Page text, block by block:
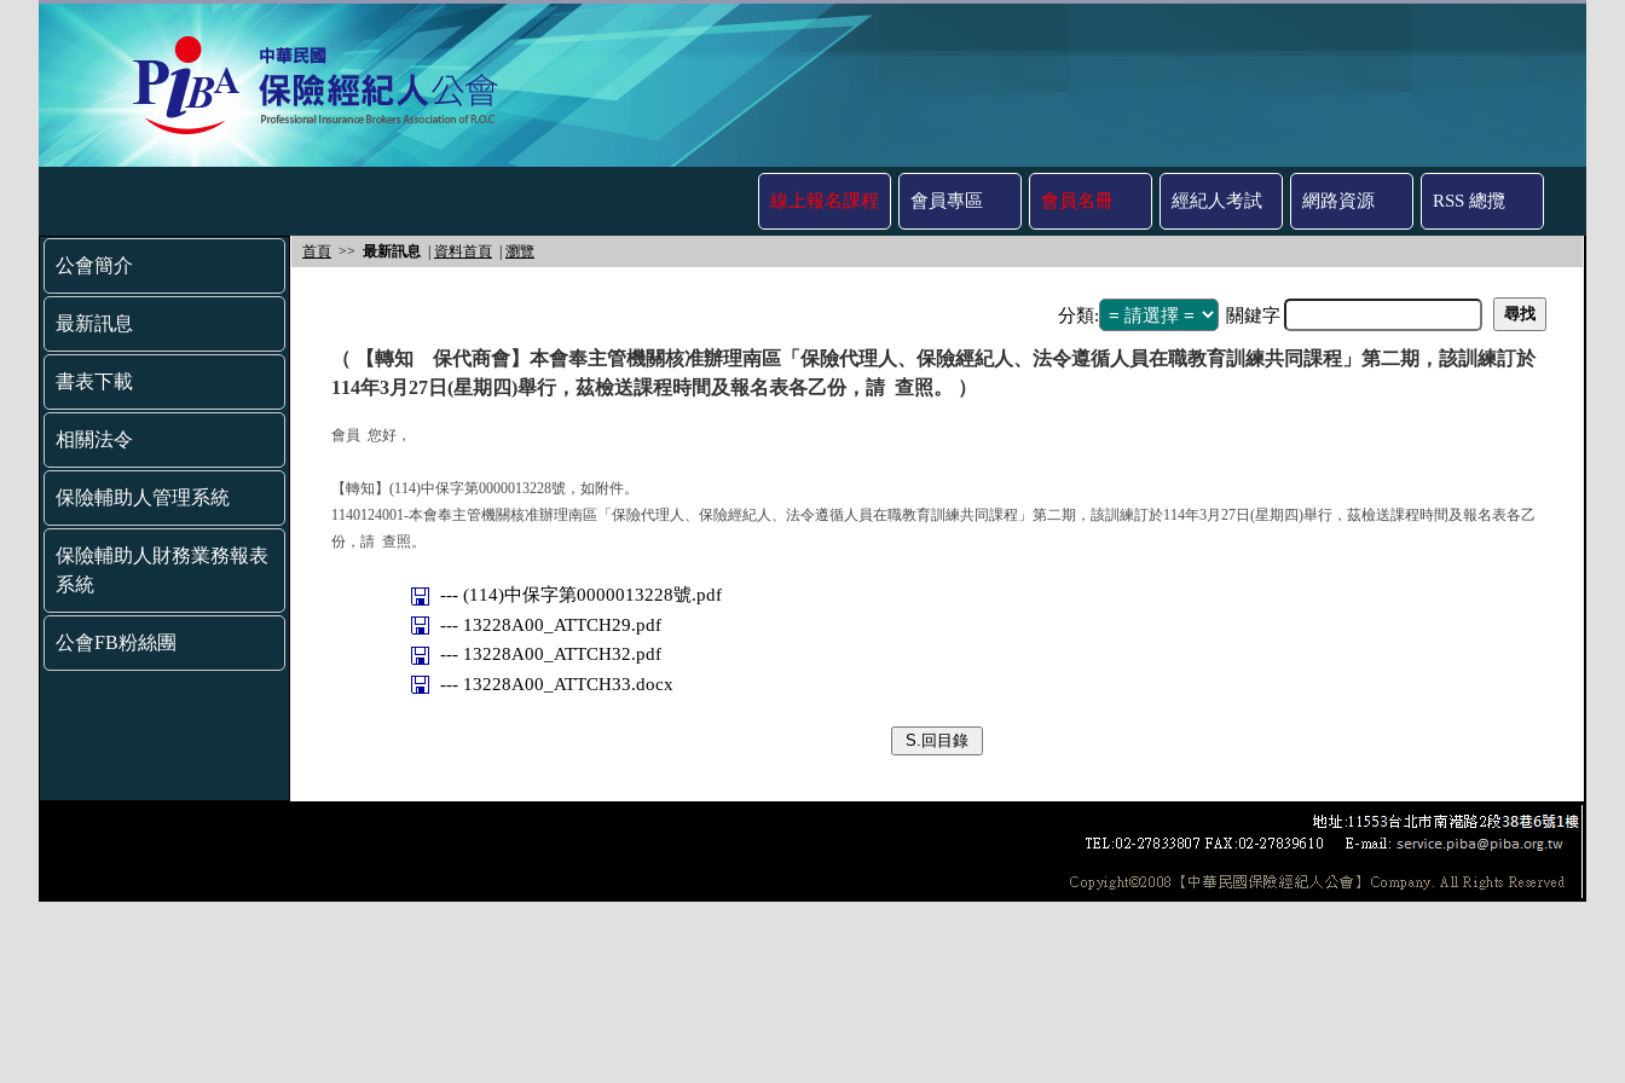
線上報名課程 會員專區 會員名冊 經紀人考試 網路資源 RSS 總攬
公會簡介
最新訊息
書表下載
相關法令
保險輔助人管理系統
保險輔助人財務業務報表
系統
公會FB粉絲團
首頁 >> 最新訊息 資料首頁 瀏覽
分類: 關鍵字
（ 【轉知 保代商會】本會奉主管機關核准辦理南區「保險代理人、保險經紀人、法令遵循人員在職教育訓練共同課程」第二期，該訓練訂於
114年3月27日(星期四)舉行，茲檢送課程時間及報名表各乙份，請 查照。 ）
會員 您好，
【轉知】(114)中保字第0000013228號，如附件。
1140124001-本會奉主管機關核准辦理南區「保險代理人、保險經紀人、法令遵循人員在職教育訓練共同課程」第二期，該訓練訂於114年3月27日(星期四)舉行，茲檢送課程時間及報名表各乙
份，請 查照。
--- (114)中保字第0000013228號.pdf
--- 13228A00_ATTCH29.pdf
--- 13228A00_ATTCH32.pdf
--- 13228A00_ATTCH33.docx